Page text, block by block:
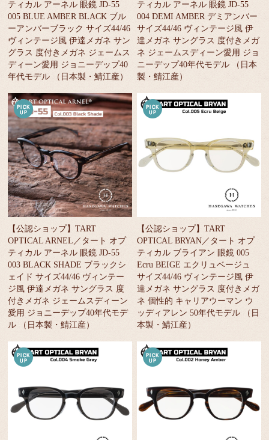
ティカル アーネル 眼鏡 JD-55
005 BLUE AMBER BLACK ブル
ーアンバーブラック サイズ44/46
ヴィンテージ風 伊達メガネ サン
グラス 度付きメガネ ジェームス
ディーン愛用 ジョニーデップ40
年代モデル （日本製・鯖江産）
ティカル アーネル 眼鏡 JD-55
004 DEMI AMBER デミアンバー
サイズ44/46 ヴィンテージ風 伊
達メガネ サングラス 度付きメガ
ネ ジェームスディーン愛用 ジョ
ニーデップ40年代モデル （日本
製・鯖江産）
【公認ショップ】TART
OPTICAL ARNEL／タート オプ
ティカル アーネル 眼鏡 JD-55
003 BLACK SHADE ブラックシ
ェイド サイズ44/46 ヴィンテー
ジ風 伊達メガネ サングラス 度
付きメガネ ジェームスディーン
愛用 ジョニーデップ40年代モデ
ル （日本製・鯖江産）
【公認ショップ】TART
OPTICAL BRYAN／タート オプ
ティカル ブライアン 眼鏡 005
Ecru BEIGE エクリュベージュ
サイズ44/46 ヴィンテージ風 伊
達メガネ サングラス 度付きメガ
ネ 個性的 キャリアウーマン ウ
ッディアレン 50年代モデル （日
本製・鯖江産）